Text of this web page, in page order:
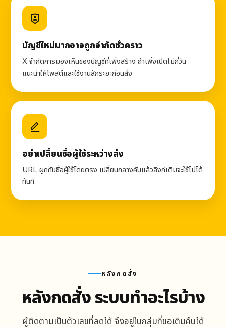
บัญชีใหม่มากอาจถูกจำกัดชั่วคราว
X จำกัดการมองเห็นของบัญชีที่เพิ่งสร้าง ถ้าเพิ่งเปิดไม่กี่วัน
แนะนำให้โพสต์และใช้งานสักระยะก่อนสั่ง
อย่าเปลี่ยนชื่อผู้ใช้ระหว่างส่ง
URL ผูกกับชื่อผู้ใช้โดยตรง เปลี่ยนกลางคันแล้วลิงก์เดิมจะใช้ไม่ได้
ทันที
หลังกดสั่ง
หลังกดสั่ง ระบบทำอะไรบ้าง
ผู้ติดตามเป็นตัวเลขที่ลดได้ จึงอยู่ในกลุ่มที่ขอเติมคืนได้